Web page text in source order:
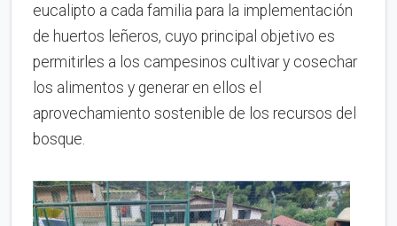
eucalipto a cada familia para la implementación
de huertos leñeros, cuyo principal objetivo es
permitirles a los campesinos cultivar y cosechar
los alimentos y generar en ellos el
aprovechamiento sostenible de los recursos del
bosque.